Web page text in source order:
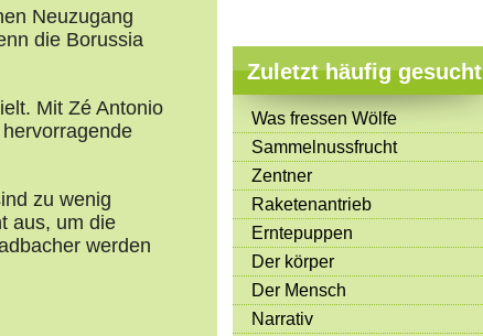
Neuzugang
die Borussia
Mit Zé Antonio
zu wenig
aus, um die
werden
Zuletzt häufig gesucht
Was fressen Wölfe
Sammelnussfrucht
Zentner
Raketenantrieb
Erntepuppen
Der körper
Der Mensch
Narrativ